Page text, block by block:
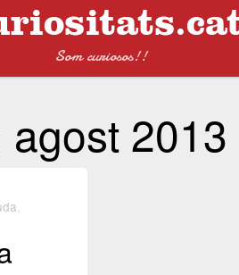
Som curiosos!!
agost 2013
,